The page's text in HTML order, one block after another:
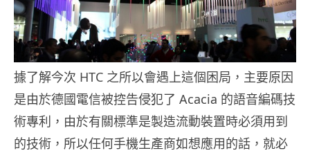
據了解今次 HTC 之所以會遇上這個困局，主要原因
是由於德國電信被控告侵犯了 Acacia 的語音編碼技
術專利，由於有關標準是製造流動裝置時必須用到
的技術，所以任何手機生產商如想應用的話，就必